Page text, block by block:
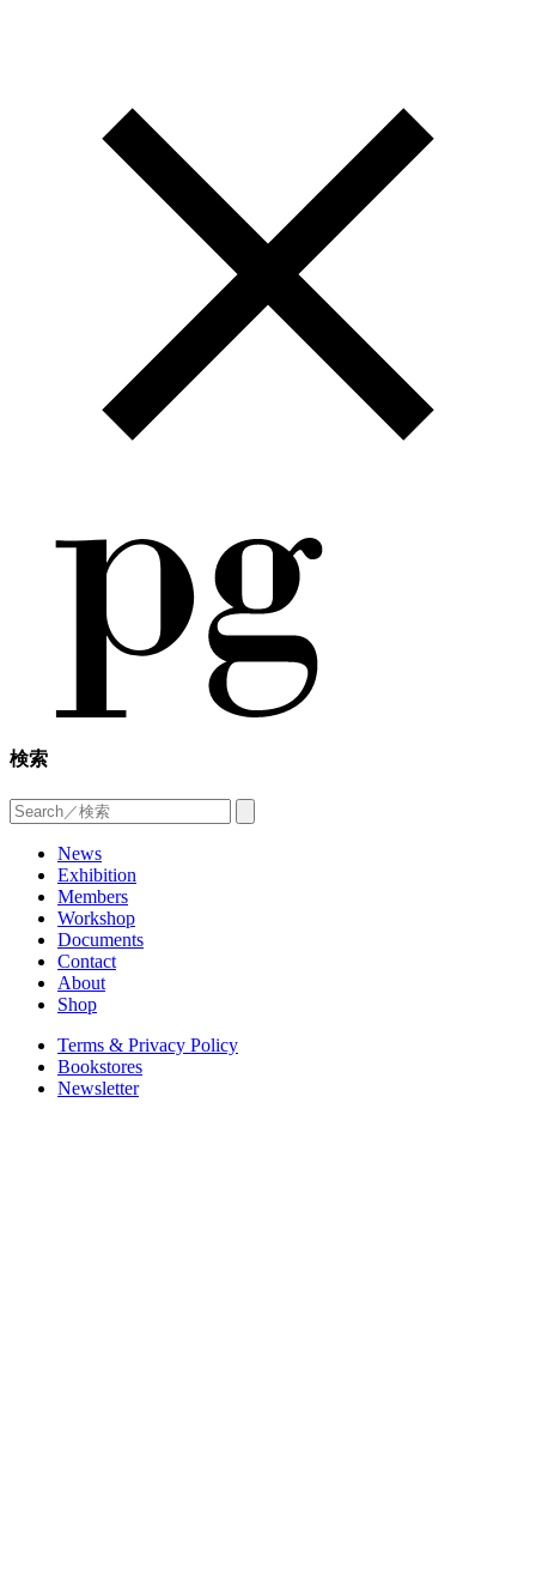
検索
News
Exhibition
Members
Workshop
Documents
Contact
About
Shop
Terms & Privacy Policy
Bookstores
Newsletter